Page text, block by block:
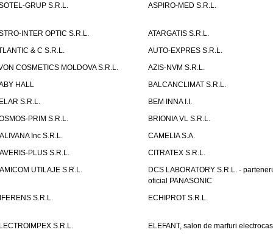
GRUP S.R.L. ASPIRO-MED S.R.L.
INTER OPTIC S.R.L.
ATARGATIS S.R.L.
& C S.R.L.
AUTO-EXPRES S.R.L.
COSMETICS MOLDOVA S.R.L.
AZIS-NVM S.R.L.
HALL
BALCANCLIMAT S.R.L.
S.R.L.
BEM INNA I.I.
PRIM S.R.L.
BRIONIA VL S.R.L.
Inc S.R.L.
CAMELIA S.A.
PLUS S.R.L.
CITRATEX S.R.L.
UTILAJE S.R.L.
DCS LABORATORY S.R.L. -
oficial PANASONIC
S.R.L.
ECHIPROT S.R.L.
S.R.L.
ELEFANT, salon de marfuri